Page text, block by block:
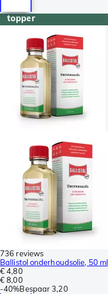
topper
736 reviews
Ballistol onderhoudsolie, 50 ml
€ 4,80
€ 8,00
-40%Bespaar 3,20